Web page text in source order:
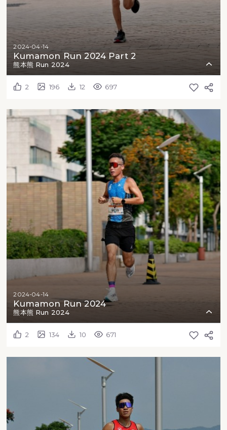
2024-04-14
Kumamon Run 2024 Part 2
熊本熊 Run 2024
2 196 12 697
2024-04-14
Kumamon Run 2024
熊本熊 Run 2024
2 134 10 671